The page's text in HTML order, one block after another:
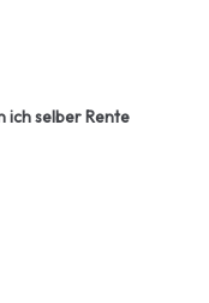
ich selber Rente